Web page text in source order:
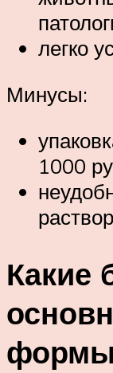
легко
Минусы:
1000
Какие